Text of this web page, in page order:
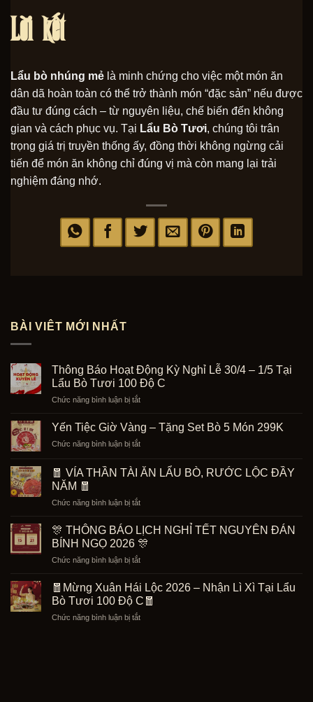
Lời kết
Lẩu bò nhúng mẻ là minh chứng cho việc một món ăn
dân dã hoàn toàn có thể trở thành món “đặc sản” nếu được
đầu tư đúng cách – từ nguyên liệu, chế biến đến không
gian và cách phục vụ. Tại Lẩu Bò Tươi, chúng tôi trân
trọng giá trị truyền thống ấy, đồng thời không ngừng cải
tiến để món ăn không chỉ đúng vị mà còn mang lại trải
nghiệm đáng nhớ.
BÀI VIÊT MỚI NHẤT
Thông Báo Hoạt Động Kỳ Nghỉ Lễ 30/4 – 1/5 Tại
Lẩu Bò Tươi 100 Độ C
Chức năng bình luận bị tắtở
Hoạt
Động
Nghỉ
–
Tại
Lẩu
Tươi
Độ
C
Yến Tiệc Giờ Vàng – Tặng Set Bò 5 Món 299K
Chức năng bình luận bị tắtở
Tiệc
Giờ
–
Set
Bò
5
Món
🧧 VÍA THẦN TÀI ĂN LẨU BÒ, RƯỚC LỘC ĐẦY
NĂM 🧧
Chức năng bình luận bị tắtở
VÍA
THẦN
TÀI
ĂN
BÒ,
RƯỚC
ĐẦY
🎊 THÔNG BÁO LỊCH NGHỈ TẾT NGUYÊN ĐÁN
BÍNH NGỌ 2026 🎊
Chức năng bình luận bị tắtở
THÔNG
BÁO
LỊCH
NGHỈ
🧧Mừng Xuân Hái Lộc 2026 – Nhận Lì Xì Tại Lẩu
Bò Tươi 100 Độ C🧧
Chức năng bình luận bị tắtở